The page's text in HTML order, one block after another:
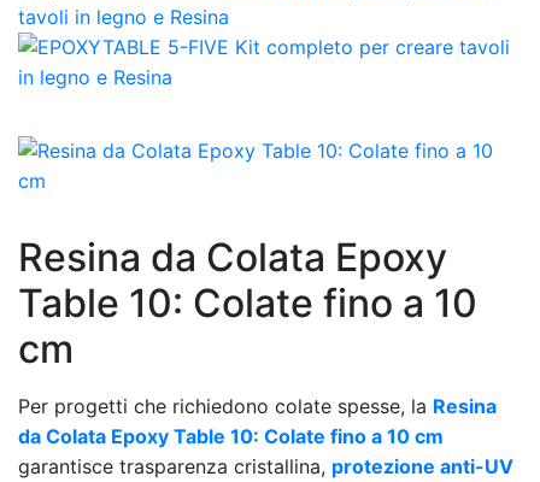
tavoli in legno e Resina
Resina da Colata Epoxy
Table 10: Colate fino a 10
cm
Per progetti che richiedono colate spesse, la Resina
da Colata Epoxy Table 10: Colate fino a 10 cm
garantisce trasparenza cristallina, protezione anti-UV